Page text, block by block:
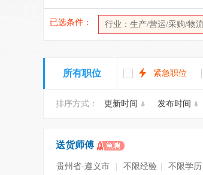
已选条件： 行业：生产/营运/采购/物
所有职位 紧急职位
排序方式： 更新时间 发布时间
送货师傅
贵州省-遵义市 不限经验 不限学历